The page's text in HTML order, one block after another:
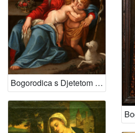
Bogorodica s Djetetom i svetim Ivanom